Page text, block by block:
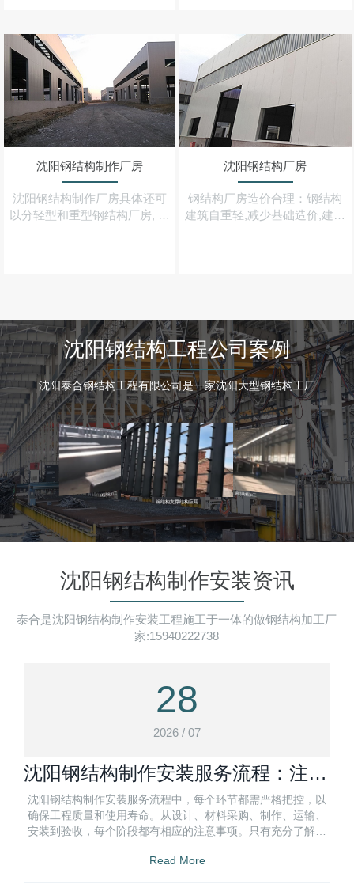
沈阳钢结构制作厂房
沈阳钢结构制作厂房具体还可
以分轻型和重型钢结构厂房, 用
沈阳钢结构厂房
钢结构厂房造价合理：钢结构
建筑自重轻,减少基础造价,建造
沈阳钢结构工程公司案例
沈阳泰合钢结构工程有限公司是一家沈阳大型钢结构工厂
沈阳钢结构制作安装资讯
泰合是沈阳钢结构制作安装工程施工于一体的做钢结构加工厂
家:15940222738
28
2026 / 07
沈阳钢结构制作安装服务流程：注意
事项盘点
沈阳钢结构制作安装服务流程中，每个环节都需严格把控，以
确保工程质量和使用寿命。从设计、材料采购、制作、运输、
安装到验收，每个阶段都有相应的注意事项。只有充分了解并
Read More